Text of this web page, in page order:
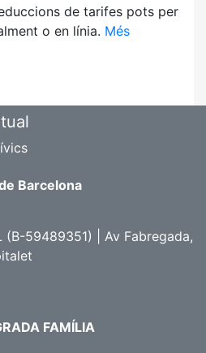
de tarifes pots per
o en línia. Més
Barcelona
(B-59489351) | Av Fabregada,
FAMÍLIA